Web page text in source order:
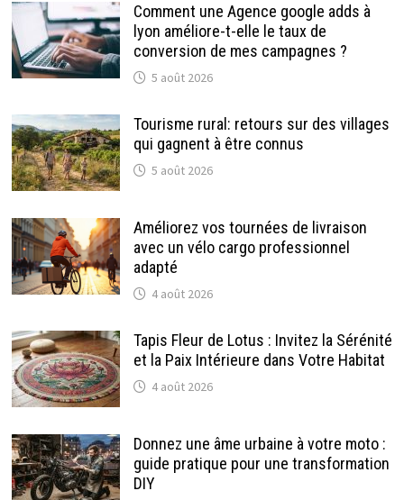
Comment une Agence google adds à
lyon améliore-t-elle le taux de
conversion de mes campagnes ?
5 août 2026
Tourisme rural: retours sur des villages
qui gagnent à être connus
5 août 2026
Améliorez vos tournées de livraison
avec un vélo cargo professionnel
adapté
4 août 2026
Tapis Fleur de Lotus : Invitez la Sérénité
et la Paix Intérieure dans Votre Habitat
4 août 2026
Donnez une âme urbaine à votre moto :
guide pratique pour une transformation
DIY